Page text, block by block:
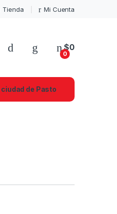
Tienda Mi Cuenta
0
$0
de Pasto